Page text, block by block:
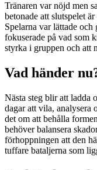
Tränaren var nöjd men
betonade att slutspelet
Spelarna var lättade och
fokuserade på vad som
styrka i gruppen och att
Vad händer
Nästa steg blir att ladda
dagar att vila, analysera
det om att behålla
behöver balansera
förhoppningen att den
tuffare bataljerna som